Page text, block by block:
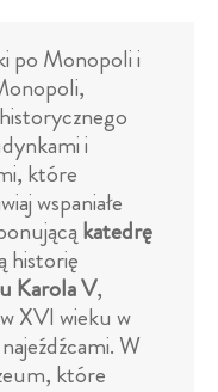
po Monopoli i
i
które
wspaniałe
katedrę
historię
Karola V,
XVI wieku w
W
które